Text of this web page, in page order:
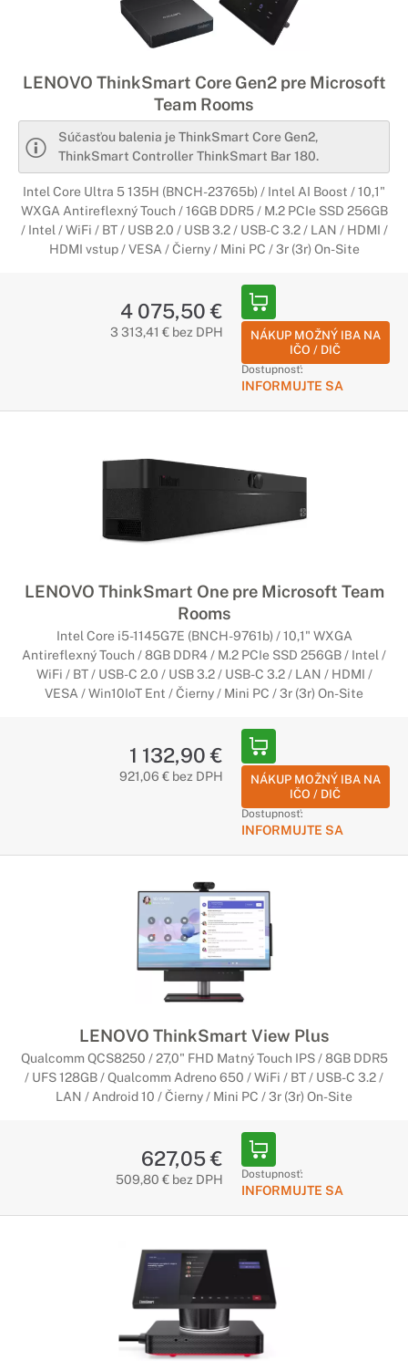
LENOVO ThinkSmart Core Gen2 pre Microsoft
Team Rooms
Súčasťou balenia je ThinkSmart Core Gen2,
ThinkSmart Controller ThinkSmart Bar 180.
Intel Core Ultra 5 135H (BNCH-23765b) / Intel AI Boost / 10,1"
WXGA Antireflexný Touch / 16GB DDR5 / M.2 PCIe SSD 256GB
/ Intel / WiFi / BT / USB 2.0 / USB 3.2 / USB-C 3.2 / LAN / HDMI /
HDMI vstup / VESA / Čierny / Mini PC / 3r (3r) On-Site
4 075,50 €
3 313,41 € bez DPH
NÁKUP MOŽNÝ IBA NA
IČO / DIČ
Dostupnosť:
INFORMUJTE SA
LENOVO ThinkSmart One pre Microsoft Team
Rooms
Intel Core i5-1145G7E (BNCH-9761b) / 10,1" WXGA
Antireflexný Touch / 8GB DDR4 / M.2 PCIe SSD 256GB / Intel /
WiFi / BT / USB-C 2.0 / USB 3.2 / USB-C 3.2 / LAN / HDMI /
VESA / Win10IoT Ent / Čierny / Mini PC / 3r (3r) On-Site
1 132,90 €
921,06 € bez DPH
NÁKUP MOŽNÝ IBA NA
IČO / DIČ
Dostupnosť:
INFORMUJTE SA
LENOVO ThinkSmart View Plus
Qualcomm QCS8250 / 27,0" FHD Matný Touch IPS / 8GB DDR5
/ UFS 128GB / Qualcomm Adreno 650 / WiFi / BT / USB-C 3.2 /
LAN / Android 10 / Čierny / Mini PC / 3r (3r) On-Site
627,05 €
509,80 € bez DPH Dostupnosť:
INFORMUJTE SA